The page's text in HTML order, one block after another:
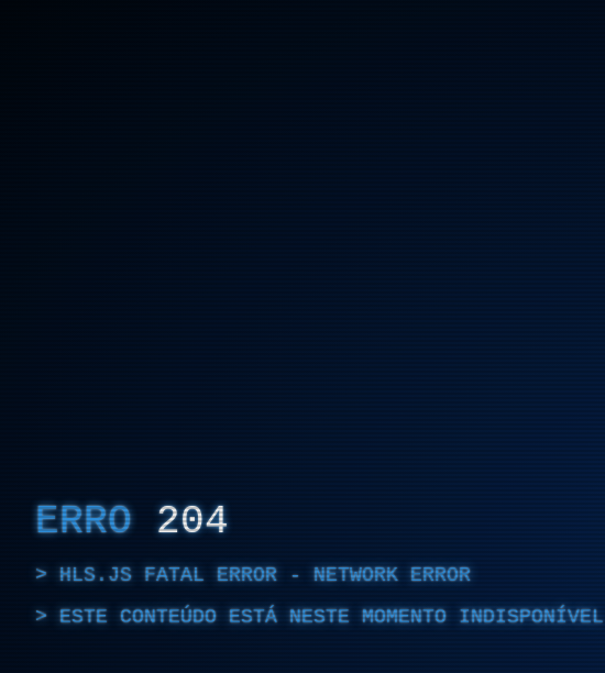
ERRO 204
HLS.JS FATAL ERROR - NETWORK ERROR
ESTE CONTEÚDO ESTÁ NESTE MOMENTO INDISPONÍVEL